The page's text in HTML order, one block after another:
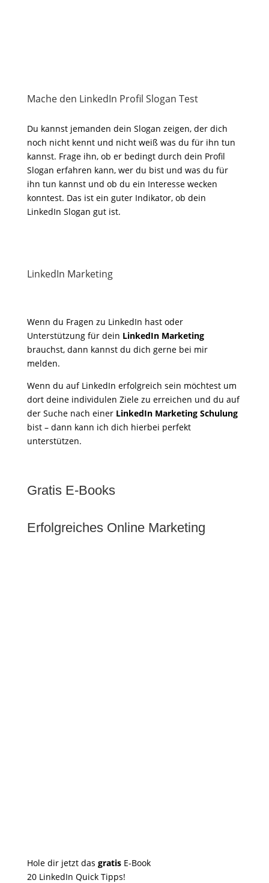
Mache den LinkedIn Profil Slogan Test
Du kannst jemanden dein Slogan zeigen, der dich
noch nicht kennt und nicht weiß was du für ihn tun
kannst. Frage ihn, ob er bedingt durch dein Profil
Slogan erfahren kann, wer du bist und was du für
ihn tun kannst und ob du ein Interesse wecken
konntest. Das ist ein guter Indikator, ob dein
LinkedIn Slogan gut ist.
LinkedIn Marketing
Wenn du Fragen zu LinkedIn hast oder
Unterstützung für dein LinkedIn Marketing
brauchst, dann kannst du dich gerne bei mir
melden.
Wenn du auf LinkedIn erfolgreich sein möchtest um
dort deine individulen Ziele zu erreichen und du auf
der Suche nach einer LinkedIn Marketing Schulung
bist – dann kann ich dich hierbei perfekt
unterstützen.
Gratis E-Books
Erfolgreiches Online Marketing
Hole dir jetzt das gratisE-Book
20 LinkedIn Quick Tipps!